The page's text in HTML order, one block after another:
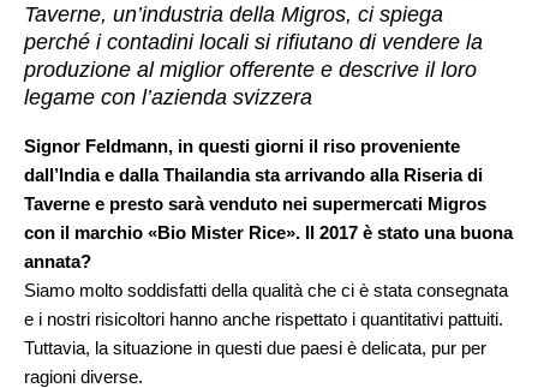
Taverne, un’industria della Migros, ci spiega
perché i contadini locali si rifiutano di vendere la
produzione al miglior offerente e descrive il loro
legame con l’azienda svizzera
Signor Feldmann, in questi giorni il riso proveniente
dall’India e dalla Thailandia sta arrivando alla Riseria di
Taverne e presto sarà venduto nei supermercati Migros
con il marchio «Bio Mister Rice». Il 2017 è stato una buona
annata?
Siamo molto soddisfatti della qualità che ci è stata consegnata
e i nostri risicoltori hanno anche rispettato i quantitativi pattuiti.
Tuttavia, la situazione in questi due paesi è delicata, pur per
ragioni diverse.